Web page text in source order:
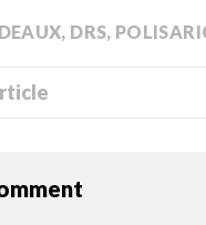
, DRS,